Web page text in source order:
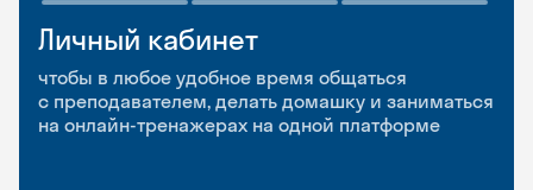
Личный кабинет
чтобы в любое удобное время общаться
с преподавателем, делать домашку и заниматься
на онлайн-тренажерах на одной платформе
Мобильное
приложение
чтобы заниматься и изучать новые слова где
и когда удобно
Разговорные клубы
и Talks
Групповые занятия для разговорной практики
и индивидуальные встречи с преподавателями